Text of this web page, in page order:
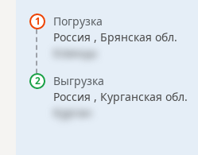
Погрузка
Россия , Брянская обл.
Клинцы
Выгрузка
Россия , Курганская обл.
Курган